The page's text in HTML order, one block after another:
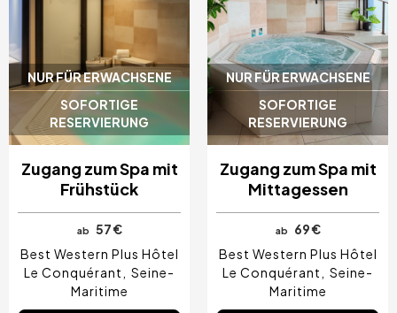
NUR FÜR ERWACHSENE
SOFORTIGE
RESERVIERUNG
Zugang zum Spa mit
Frühstück
ab
57 €
Best Western Plus Hôtel
Le Conquérant
Seine-
Maritime
NUR FÜR ERWACHSENE
SOFORTIGE
RESERVIERUNG
Zugang zum Spa mit
Mittagessen
ab
69 €
Best Western Plus Hôtel
Le Conquérant
Seine-
Maritime